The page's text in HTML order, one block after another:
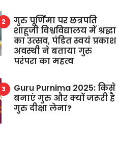
गुरु पूर्णिमा पर छत्रपति
शाहूजी विश्वविद्यालय में श्रद्धा
का उत्सव, पंडित स्वयं प्रकाश
अवस्थी ने बताया गुरु
परंपरा का महत्व
Guru Purnima 2025: किसे
बनाएं गुरु और क्यों जरूरी है
गुरु दीक्षा लेना?